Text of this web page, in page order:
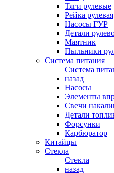
Тяги рулевые
Рейка рулевая
Насосы ГУР
Детали
Маятник
Пыльники
Система питания
Система
назад
Насосы
Элементы
Свечи
Детали
Форсунки
Карбюратор
Китайцы
Стекла
Стекла
назад